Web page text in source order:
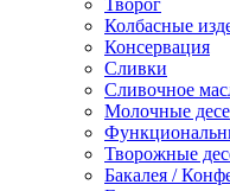
Творог
Колбасные
Консервация
Сливки
Сливочное
Молочные
Творожные
Бакалея /